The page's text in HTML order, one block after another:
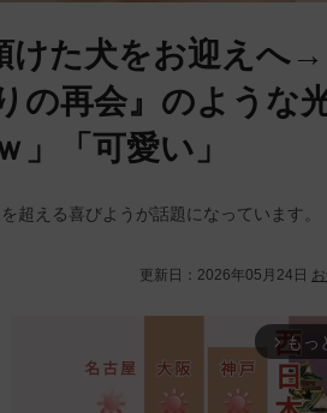
けた犬をお迎えへ
の再会』のような
」「可愛い」
超える喜びようが話題になっています。
更新日： 2026年05月24日
arrow_forward_ios もっ